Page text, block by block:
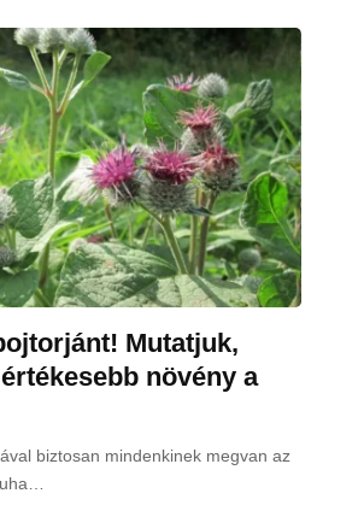
Mutatjuk,
növény a
biztosan mindenkinek megvan az